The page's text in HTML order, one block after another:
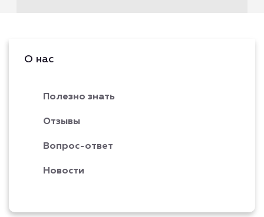
О нас
Полезно знать
Отзывы
Вопрос-ответ
Новости